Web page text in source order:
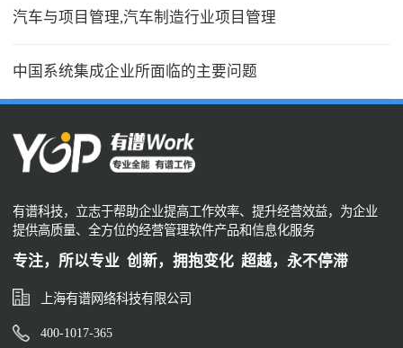
汽车与项目管理,汽车制造行业项目管理
中国系统集成企业所面临的主要问题
有谱科技，立志于帮助企业提高工作效率、提升经营效益，为企业
提供高质量、全方位的经营管理软件产品和信息化服务
专注，所以专业 创新，拥抱变化 超越，永不停滞
上海有谱网络科技有限公司
400-1017-365